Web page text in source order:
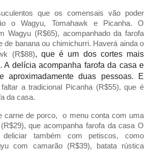
que os comensais vão poder
o Wagyu, Tomahawk e Picanha. O
Wagyu (R$65), acompanhado da farofa
de banana ou chimichurri. Haverá ainda o
(R$88), que é um dos cortes mais
A delícia acompanha farofa da casa e
a tradicional Picanha (R$55), que é
da casa.
carne de porco,  o menu conta com uma
que acompanha farofa da casa O
também com petiscos, como
com camarão (R$39), batata rústica